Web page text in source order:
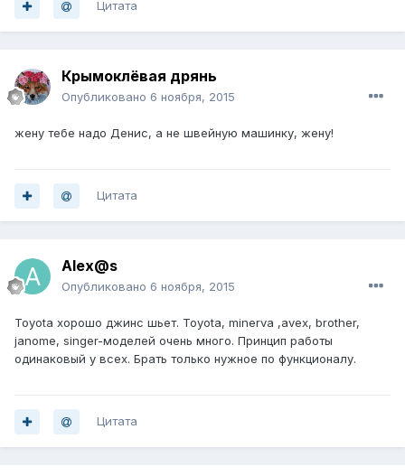
Цитата
Крымоклёвая дрянь
Опубликовано 6 ноября, 2015
жену тебе надо Денис, а не швейную машинку, жену!
Цитата
Alex@s
Опубликовано 6 ноября, 2015
Toyota хорошо джинс шьет. Toyota, minerva ,avex, brother,
janome, singer-моделей очень много. Принцип работы
одинаковый у всех. Брать только нужное по функционалу.
Цитата